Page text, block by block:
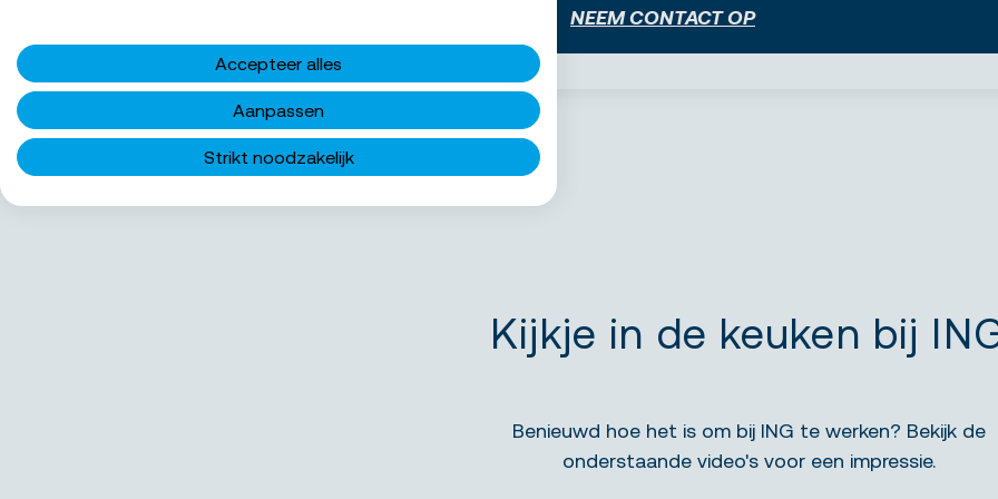
afgelopen twee weken
afgelopen maand
alles
NEEM CONTACT OP
Kijkje in de keuken bij
Benieuwd hoe het is om bij ING te werken? Bekijk de
onderstaande video's voor een impressie.
Accepteer alles
Aanpassen
Strikt noodzakelijk